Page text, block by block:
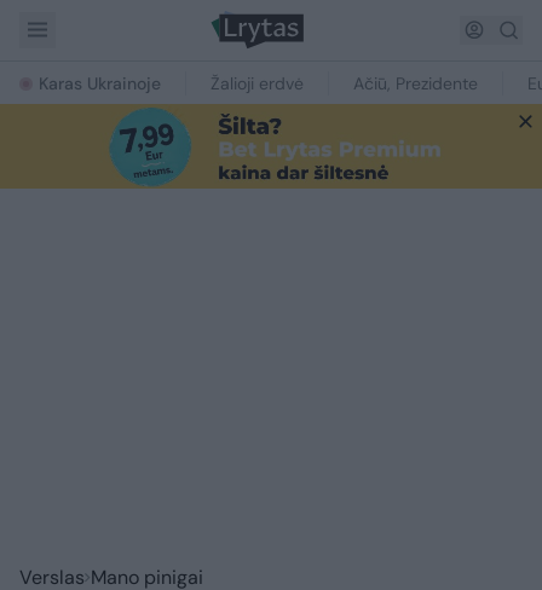
Karas Ukrainoje Žalioji erdvė Ačiū, Prezidente
Verslas Mano pinigai